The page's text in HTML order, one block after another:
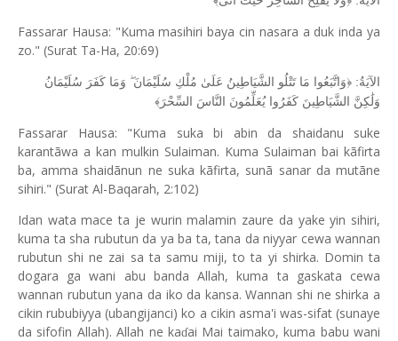
Fassarar Hausa: "Kuma masihiri baya cin nasara a duk inda ya
zo." (Surat Ta-Ha, 20:69)
الآيَةُ: ﴿وَاتَّبَعُوا مَا تَتْلُو الشَّيَاطِينُ عَلَىٰ مُلْكِ سُلَيْمَانَ ۖ وَمَا كَفَرَ سُلَيْمَانُ
وَلَٰكِنَّ الشَّيَاطِينَ كَفَرُوا يُعَلِّمُونَ النَّاسَ السِّحْرَ﴾
Fassarar Hausa: "Kuma suka bi abin da shaidanu suke
karantãwa a kan mulkin Sulaiman. Kuma Sulaiman bai kãfirta
ba, amma shaidãnun ne suka kãfirta, sunã sanar da mutãne
sihiri." (Surat Al-Baqarah, 2:102)
Idan wata mace ta je wurin malamin zaure da yake yin sihiri,
kuma ta sha rubutun da ya ba ta, tana da niyyar cewa wannan
rubutun shi ne zai sa ta samu miji, to ta yi shirka. Domin ta
dogara ga wani abu banda Allah, kuma ta gaskata cewa
wannan rubutun yana da iko da kansa. Wannan shi ne shirka a
cikin rububiyya (ubangijanci) ko a cikin asma'i was-sifat (sunaye
da sifofin Allah). Allah ne kaɗai Mai taimako, kuma babu wani